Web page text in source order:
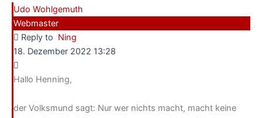
Udo Wohlgemuth
Webmaster
Reply to Ning
18. Dezember 2022 13:28
Hallo Henning,
der Volksmund sagt: Nur wer nichts macht, macht keine